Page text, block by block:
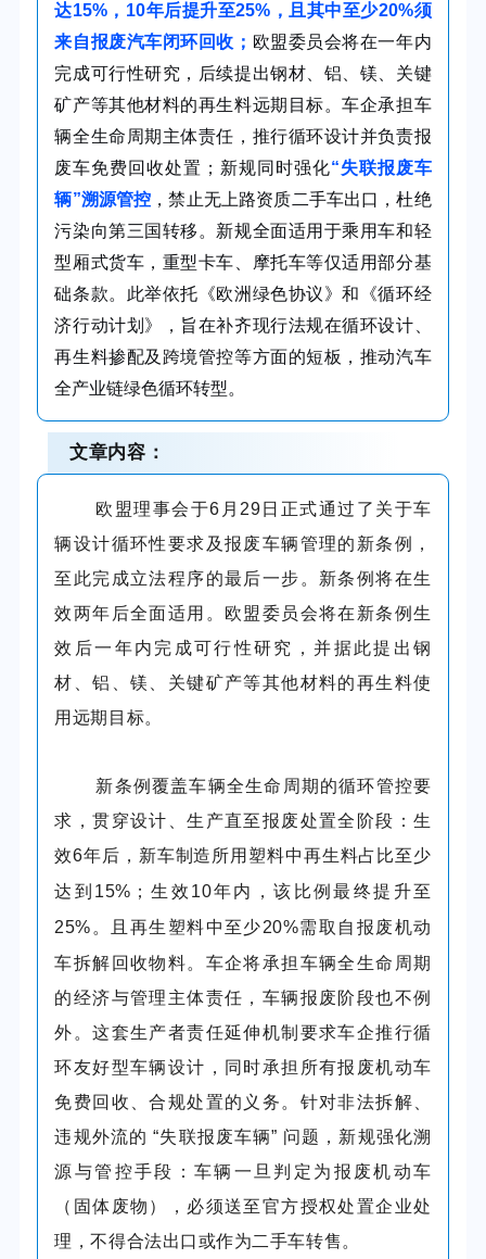
达15%，10年后提升至25%，且其中至少20%须
来自报废汽车闭环回收； 欧盟委员会将在一年内
完成可行性研究，后续提出钢材、铝、镁、关键
矿产等其他材料的再生料远期目标。车企承担车
辆全生命周期主体责任，推行循环设计并负责报
废车免费回收处置；新规同时强化“失联报废车
辆”溯源管控 ，禁止无上路资质二手车出口，杜绝
污染向第三国转移。新规全面适用于乘用车和轻
型厢式货车，重型卡车、摩托车等仅适用部分基
础条款。此举依托《欧洲绿色协议》和《循环经
济行动计划》，旨在补齐现行法规在循环设计、
再生料掺配及跨境管控等方面的短板，推动汽车
全产业链绿色循环转型。
文章内容：
欧盟理事会于6 月 29 日 正式通过了关于车
辆设计循环性要求及报废车辆管理的 新条例
，
至此完成立法程序的最后一步 。 新条例将在生
效两年后全面适用。欧盟委员会将在新条例生
效后一年内 完成可行性研究，并据此提出钢
材、铝、镁、关键矿产等其他材料的再生料使
用远期目标。
新条例覆盖车辆全生命周期的循环管控要
求，贯穿设计、生产直至报废处置全阶段：生
效6年后，新车制造所用塑料中再生料占比至少
达到 15% ；生效 10年内，该比例最终提升至
25% 。 且 再生塑料中至少20%需取自报废机动
车拆解回收物料。车企将承担车辆全生命周期
的经济与管理主体责任，车辆报废阶段也不例
外。这套生产者责任延伸机制要求车企推行循
环友好型车辆设计，同时承担所有报废机动车
免费回收、合规处置的义务。针对非法拆解、
违规外流的 “失联报废车辆” 问题，新规强化溯
源与管控手段：车辆一旦判定为报废机动车
（固体废物），必须送至官方授权处置企业处
理，不得合法出口或作为二手车转售。